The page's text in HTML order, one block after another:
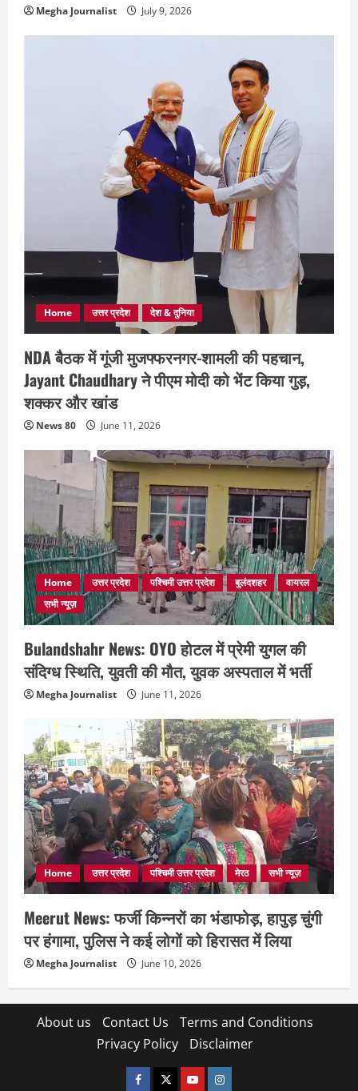
Megha Journalist July 9, 2026
Home उत्तर प्रदेश देश & दुनिया
NDA बैठक में गूंजी मुजफ्फरनगर-शामली की पहचान,
Jayant Chaudhary ने पीएम मोदी को भेंट किया गुड़,
शक्कर और खांड
News 80 June 11, 2026
Home उत्तर प्रदेश पश्चिमी उत्तर प्रदेश बुलंदशहर
वायरल
सभी न्यूज़
Bulandshahr News: OYO होटल में प्रेमी युगल की
संदिग्ध स्थिति, युवती की मौत, युवक अस्पताल में भर्ती
Megha Journalist June 11, 2026
Home उत्तर प्रदेश पश्चिमी उत्तर प्रदेश मेरठ सभी न्यूज़
Meerut News: फर्जी किन्नरों का भंडाफोड़, हापुड़ चुंगी
पर हंगामा, पुलिस ने कई लोगों को हिरासत में लिया
Megha Journalist June 10, 2026
About us Contact Us
Terms and Conditions
Privacy Policy
Disclaimer
facebooktwitterYOUTUBE
instagram